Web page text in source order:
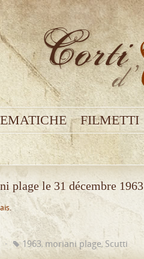
FILMETTI
plage le 31 décembre 1963
.
1963, moriani plage, Scutti